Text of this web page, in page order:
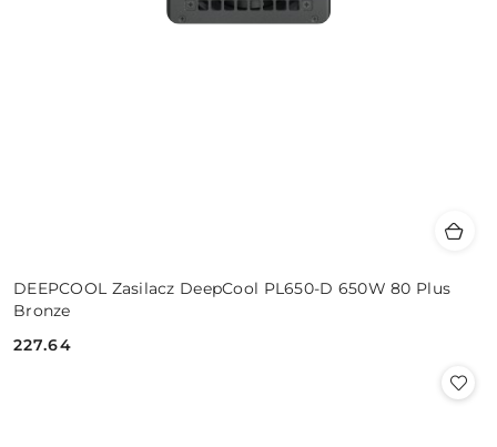
DEEPCOOL Zasilacz DeepCool PL650-D 650W 80 Plus
Bronze
Cena:
227.64